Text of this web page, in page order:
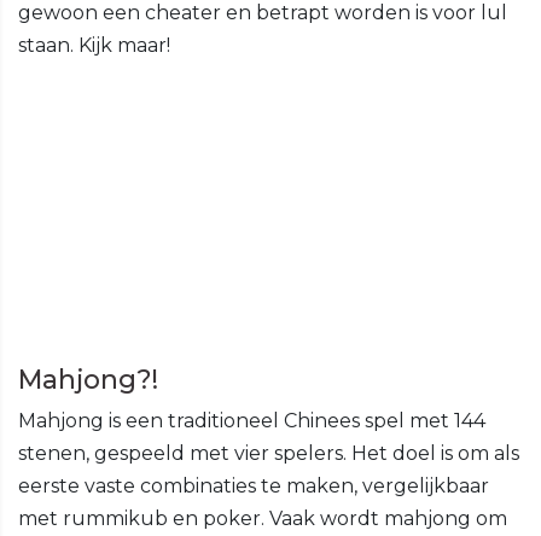
gewoon een cheater en betrapt worden is voor lul
staan. Kijk maar!
Mahjong?!
Mahjong is een traditioneel Chinees spel met 144
stenen, gespeeld met vier spelers. Het doel is om als
eerste vaste combinaties te maken, vergelijkbaar
met rummikub en poker. Vaak wordt mahjong om